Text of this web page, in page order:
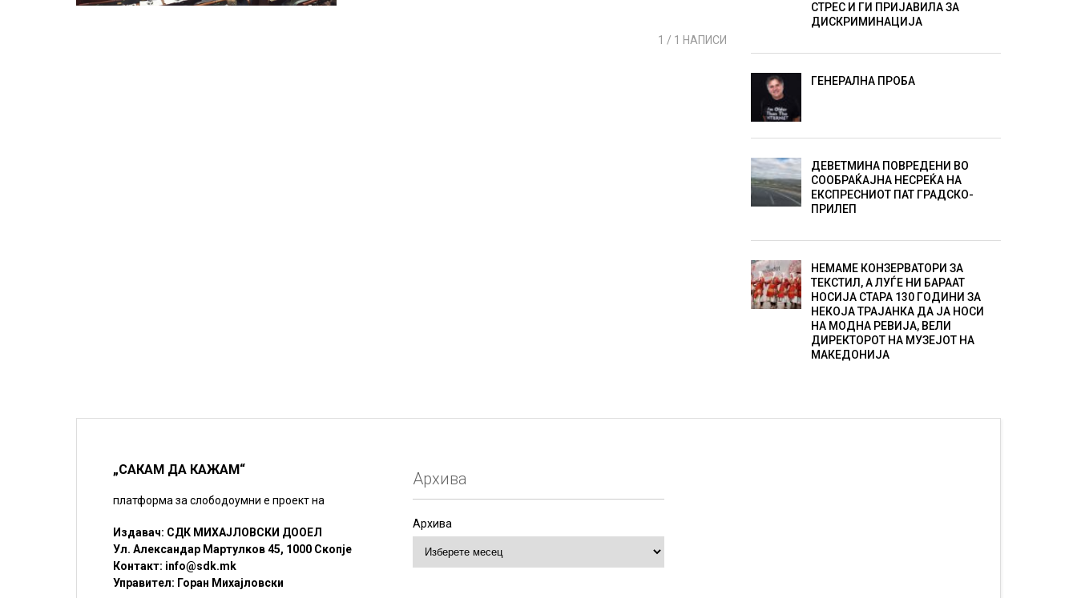
1 / 1 НАПИСИ
СТРЕС И ГИ ПРИЈАВИЛА ЗА
ДИСКРИМИНАЦИЈА
ГЕНЕРАЛНА ПРОБА
ДЕВЕТМИНА ПОВРЕДЕНИ ВО
СООБРАЌАЈНА НЕСРЕЌА НА
ЕКСПРЕСНИОТ ПАТ ГРАДСКО-
ПРИЛЕП
НЕМАМЕ КОНЗЕРВАТОРИ ЗА
ТЕКСТИЛ, А ЛУЃЕ НИ БАРААТ
НОСИЈА СТАРА 130 ГОДИНИ ЗА
НЕКОЈА ТРАЈАНКА ДА ЈА НОСИ
НА МОДНА РЕВИЈА, ВЕЛИ
ДИРЕКТОРОТ НА МУЗЕЈОТ НА
МАКЕДОНИЈА
„САКАМ ДА КАЖАМ“
платформа за слободоумни е проект на
Издавач: СДК МИХАЈЛОВСКИ ДООЕЛ
Ул. Александар Мартулков 45, 1000 Скопје
Контакт: info@sdk.mk
Управител: Горан Михајловски
Архива
Архива